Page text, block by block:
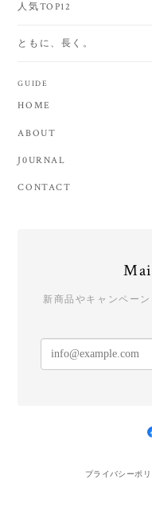
人気TOP12
ともに、長く。
GUIDE
HOME
ABOUT
J0URNAL
CONTACT
新商品やキャンペー
プライバシーポリ